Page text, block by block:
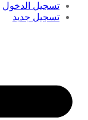
تسجيل الدخول
تسجيل جديد